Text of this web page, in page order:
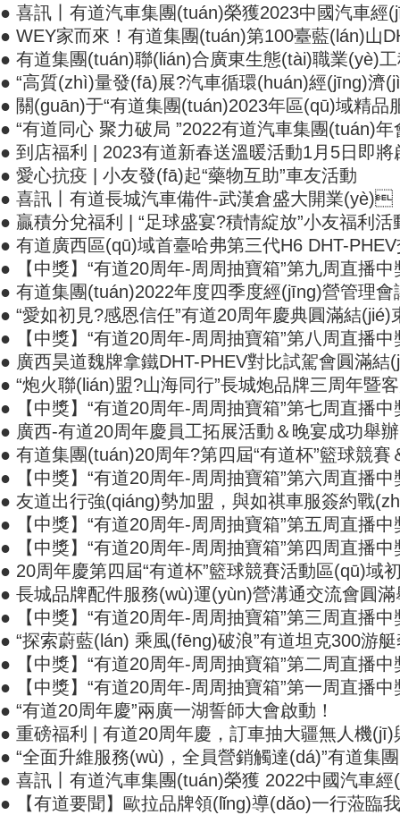
● 喜訊丨有道汽車集團(tuán)榮獲2023中國汽
● WEY家而來！有道集團(tuán)第100臺藍(lán)山
● 有道集團(tuán)聯(lián)合廣東生態(tài)職業(yè)
● “高質(zhì)量發(fā)展?汽車循環(huán)經(jīng)濟
● 關(guān)于“有道集團(tuán)2023年區(qū)域精品
● “有道同心 聚力破局 ”2022有道汽車集團(tuán)
● 到店福利 | 2023有道新春送溫暖活動1月5日即將
● 愛心抗疫 | 小友發(fā)起“藥物互助”車友活動
● 喜訊丨有道長城汽車備件-武漢倉盛大開業(yè)
● 贏積分兌福利 | “足球盛宴?積情綻放”小友福利活
● 有道廣西區(qū)域首臺哈弗第三代H6 DHT-
● 【中獎】“有道20周年-周周抽寶箱”第九周直播中
● 有道集團(tuán)2022年度四季度經(jīng)營管理會議
● “愛如初見?感恩信任”有道20周年慶典圓滿結(jié)束
● 【中獎】“有道20周年-周周抽寶箱”第八周直播中
● 廣西昊道魏牌拿鐵DHT-PHEV對比試駕會圓滿結
● “炮火聯(lián)盟?山海同行”長城炮品牌三周年暨
● 【中獎】“有道20周年-周周抽寶箱”第七周直播中
● 廣西-有道20周年慶員工拓展活動＆晚宴成功舉
● 有道集團(tuán)20周年?第四屆“有道杯”籃球競
● 【中獎】“有道20周年-周周抽寶箱”第六周直播中
● 友道出行強(qiáng)勢加盟，與如祺車服簽約戰
● 【中獎】“有道20周年-周周抽寶箱”第五周直播中獎
● 【中獎】“有道20周年-周周抽寶箱”第四周直播中獎
● 20周年慶第四屆“有道杯”籃球競賽活動區(qū)域
● 長城品牌配件服務(wù)運(yùn)營溝通交流會圓滿舉
● 【中獎】“有道20周年-周周抽寶箱”第三周直播
● “探索蔚藍(lán) 乘風(fēng)破浪”有道坦克300游艇
● 【中獎】“有道20周年-周周抽寶箱”第二周直播
● 【中獎】“有道20周年-周周抽寶箱”第一周直播中獎
● “有道20周年慶”兩廣一湖誓師大會啟動！
● 重磅福利 | 有道20周年慶，訂車抽大疆無人機
● “全面升維服務(wù)，全員營銷觸達(dá)”有道
● 喜訊丨有道汽車集團(tuán)榮獲 2022中國汽車
● 【有道要聞】歐拉品牌領(lǐng)導(dǎo)一行蒞臨